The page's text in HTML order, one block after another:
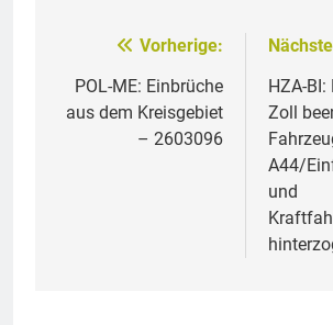
Beitragsnavigation
Vorherige:
POL-ME: Einbrüche
aus dem Kreisgebiet
– 2603096
HZA-
Zoll
A44/
und